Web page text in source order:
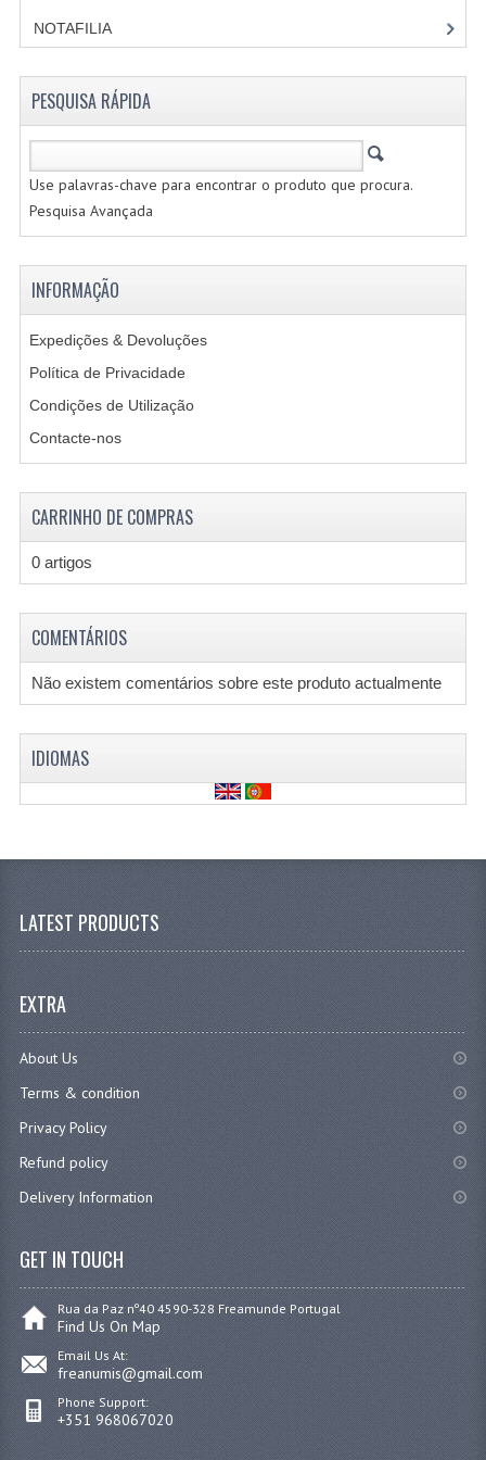
CRIAR UMA CONTA
CONTACTE-NOS
NOTAFILIA
PESQUISA RÁPIDA
Use palavras-chave para encontrar o produto que procura.
Pesquisa Avançada
INFORMAÇÃO
Expedições & Devoluções
Política de Privacidade
Condições de Utilização
Contacte-nos
CARRINHO DE COMPRAS
0 artigos
COMENTÁRIOS
Não existem comentários sobre este produto actualmente
IDIOMAS
LATEST PRODUCTS
EXTRA
About Us
Terms & condition
Privacy Policy
Refund policy
Delivery Information
GET IN TOUCH
Rua da Paz nº40 4590-328 Freamunde Portugal
Find Us On Map
Email Us At:
freanumis@gmail.com
Phone Support:
+351 968067020